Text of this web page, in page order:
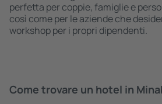
perfetta per coppie, famiglie e
così come per le aziende che
workshop per i propri dipendenti.
Come trovare un hotel in